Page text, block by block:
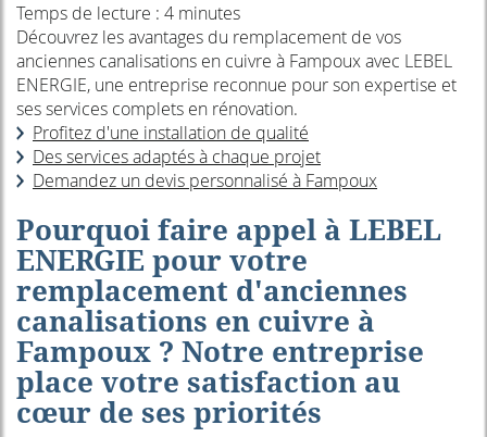
Temps de lecture : 4 minutes
Découvrez les avantages du remplacement de vos
anciennes canalisations en cuivre à Fampoux avec LEBEL
ENERGIE, une entreprise reconnue pour son expertise et
ses services complets en rénovation.
Profitez d'une installation de qualité
Des services adaptés à chaque projet
Demandez un devis personnalisé à Fampoux
Pourquoi faire appel à LEBEL
ENERGIE pour votre
remplacement d'anciennes
canalisations en cuivre à
Fampoux ? Notre entreprise
place votre satisfaction au
cœur de ses priorités